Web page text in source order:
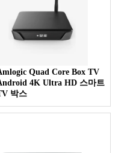
Quad Core Box TV
4K Ultra HD 스마트
박스